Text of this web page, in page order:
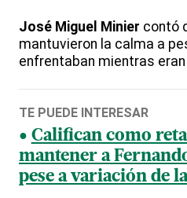
José Miguel Minier contó
mantuvieron la calma a
enfrentaban mientras
TE PUEDE INTERESAR
Califican como
mantener a
pese a variación de